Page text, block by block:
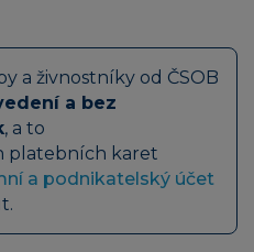
a živnostníky od ČSOB
a bez
, a to
platebních karet
a podnikatelský účet